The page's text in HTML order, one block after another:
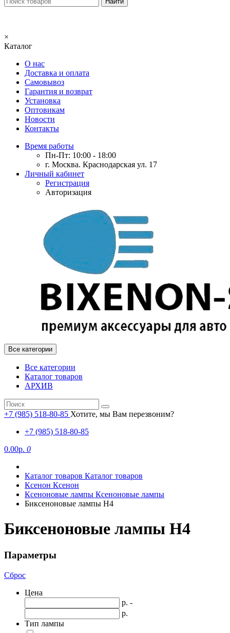
×
Каталог
О нас
Доставка и оплата
Самовывоз
Гарантия и возврат
Установка
Оптовикам
Новости
Контакты
Время работы
Пн-Пт: 10:00 - 18:00
г. Москва. Краснодарская ул. 17
Личный кабинет
Регистрация
Авторизация
Все категории
Все категории
Каталог товаров
АРХИВ
+7 (985) 518-80-85 Хотите, мы Вам перезвоним?
+7 (985) 518-80-85
0.00р. 0
Каталог товаров Каталог товаров
Ксенон Ксенон
Ксеноновые лампы Ксеноновые лампы
Биксеноновые лампы H4
Биксеноновые лампы H4
Параметры
Сброс
Цена
р. -
р.
Тип лампы